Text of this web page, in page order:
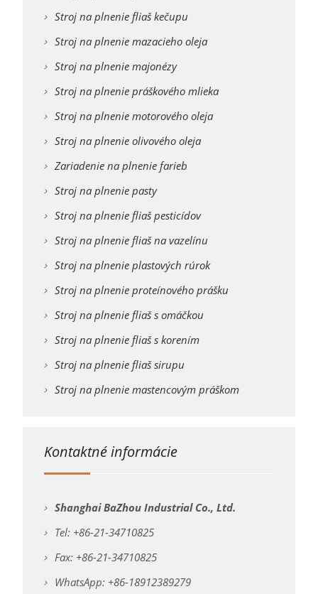
Stroj na plnenie fliaš kečupu
Stroj na plnenie mazacieho oleja
Stroj na plnenie majonézy
Stroj na plnenie práškového mlieka
Stroj na plnenie motorového oleja
Stroj na plnenie olivového oleja
Zariadenie na plnenie farieb
Stroj na plnenie pasty
Stroj na plnenie fliaš pesticídov
Stroj na plnenie fliaš na vazelínu
Stroj na plnenie plastových rúrok
Stroj na plnenie proteínového prášku
Stroj na plnenie fliaš s omáčkou
Stroj na plnenie fliaš s korením
Stroj na plnenie fliaš sirupu
Stroj na plnenie mastencovým práškom
Kontaktné informácie
Shanghai BaZhou Industrial Co., Ltd.
Tel: +86-21-34710825
Fax: +86-21-34710825
WhatsApp: +86-18912389279